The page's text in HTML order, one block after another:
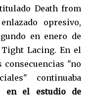
Death from
opresivo,
en enero de
Lacing. En el
consecuencias "no
continuaba
en el estudio de